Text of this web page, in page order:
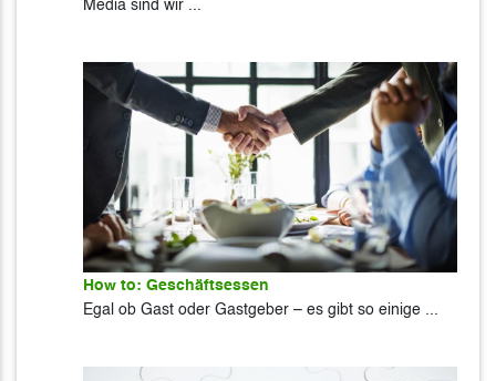
Media sind wir ...
How to: Geschäftsessen
Egal ob Gast oder Gastgeber – es gibt so einige ...